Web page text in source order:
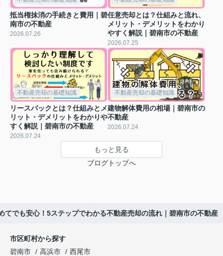
抵当権抹消の手続きと費用｜碧
南市の不動産
2026.07.26
任意売却とは？仕組みと流れ、
メリット・デメリットをわかり
やすく解説｜碧南市の不動産
2026.07.25
不動産売却の基礎知識
リースバックとは？仕組みとメ
リット・デメリットをわかりや
すく解説｜碧南市の不動産
2026.07.24
不動産売却の基礎知識
建物解体費用の相場｜碧南市の
不動産
2026.07.24
もっと見る
ブログトップへ
てでも安心！5ステップでわかる不動産売却の流れ｜碧南市の不動産
市区町村から探す
碧南市
高浜市
西尾市